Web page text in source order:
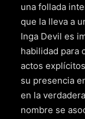
una follada
que la lleva a
Inga Devil es
habilidad para
actos
su presencia
en la
nombre se